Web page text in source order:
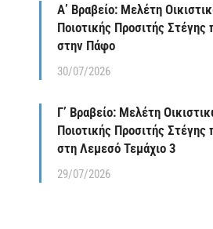
Α’ Βραβείο: Μελέτη
Ποιοτικής Προσιτής Στέγης
στην Πάφο
30/07/2026
Γ’ Βραβείο: Μελέτη
Ποιοτικής Προσιτής Στέγης
στη Λεμεσό Τεμάχιο 3
29/07/2026